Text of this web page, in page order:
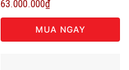
63.000.000₫
MUA NGAY